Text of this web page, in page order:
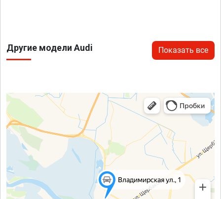
Другие модели Audi Показать все